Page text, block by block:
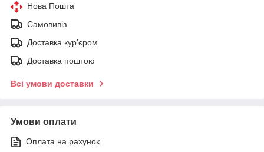
Нова Пошта
Самовивіз
Доставка кур'єром
Доставка поштою
Всі умови доставки
Умови оплати
Оплата на рахунок